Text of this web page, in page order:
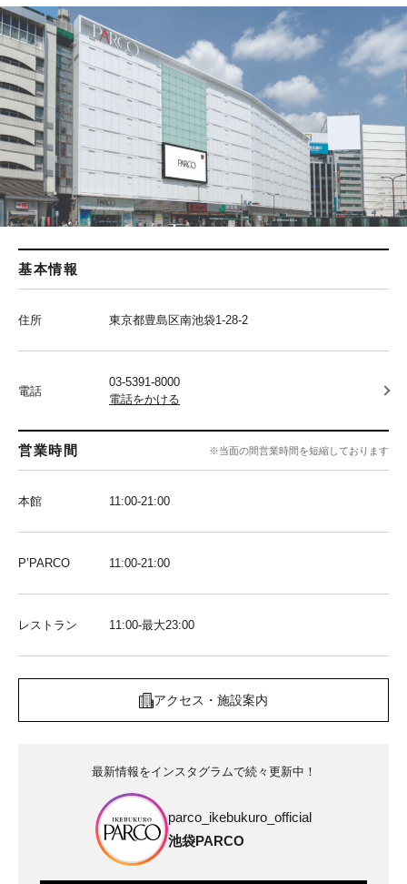
基本情報
住所 東京都豊島区南池袋1-28-2
電話
03-5391-8000
電話をかける
営業時間 ※当面の間営業時間を短縮しております
本館 11:00-21:00
P’PARCO 11:00-21:00
レストラン 11:00-最大23:00
アクセス・施設案内
最新情報をインスタグラムで続々更新中！
parco_ikebukuro_official
池袋PARCO